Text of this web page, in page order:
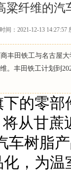
粱纤维的汽
间：2021-12-13
丰田铁工与名古屋
。丰田铁工计划到
的零
从甘
车树脂
，为